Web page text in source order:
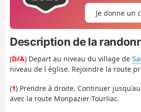
Je donne un
Description de la
(D/A) Depart au niveau du village de
niveau de l église. Rejoindre la route
(1) Prendre à droite. Continuer
avec la route Monpazier-Tourliac.